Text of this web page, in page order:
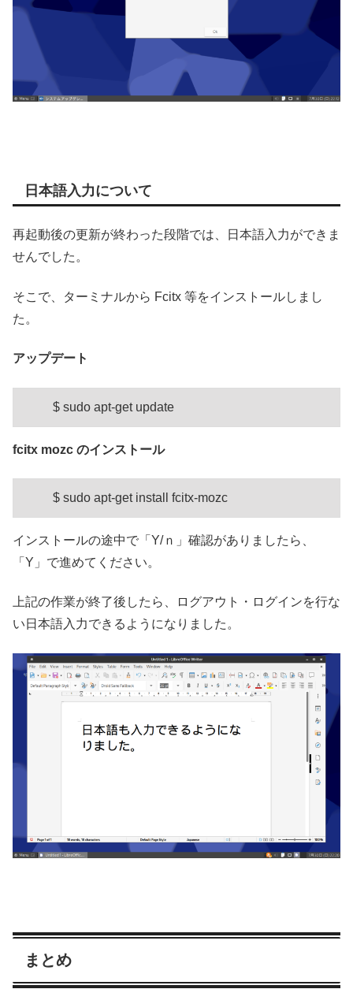
日本語入力について
再起動後の更新が終わった段階では、日本語入力ができま
せんでした。
そこで、ターミナルから Fcitx 等をインストールしまし
た。
アップデート
$ sudo apt-get update
fcitx mozc のインストール
$ sudo apt-get install fcitx-mozc
インストールの途中で「Y/ｎ」確認がありましたら、
「Y」で進めてください。
上記の作業が終了後したら、ログアウト・ログインを行な
い日本語入力できるようになりました。
まとめ